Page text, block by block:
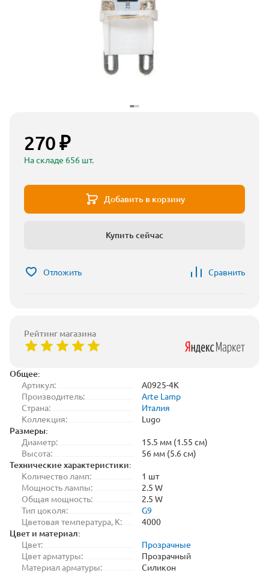
Общее:
Артикул:
A0925-4K
Производитель:
Arte Lamp
Страна:
Италия
Коллекция:
Lugo
Размеры:
Диаметр:
15.5 мм (1.55 см)
Высота:
56 мм (5.6 см)
Технические характеристики:
Количество ламп:
1 шт
Мощность лампы:
2.5 W
Общая мощность:
2.5 W
Тип цоколя:
G9
Цветовая температура, K:
4000
Цвет и материал:
Цвет:
Прозрачные
Цвет арматуры:
Прозрачный
Материал арматуры:
Силикон
270 ₽
На складе 656 шт.
Добавить в корзину
Купить сейчас
Отложить Сравнить
Рейтинг магазина